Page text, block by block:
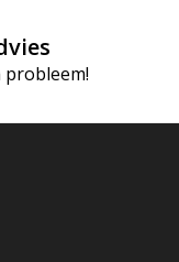
probleem!